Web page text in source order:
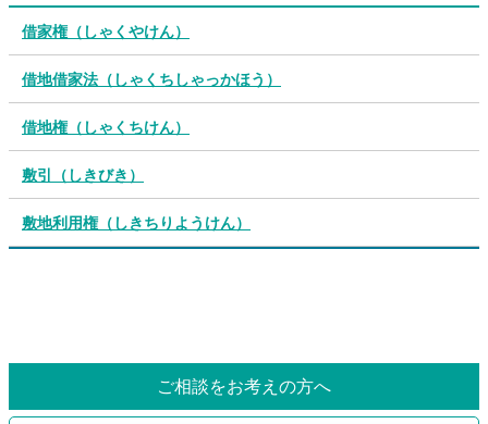
借家権（しゃくやけん）
借地借家法（しゃくちしゃっかほう）
借地権（しゃくちけん）
敷引（しきびき）
敷地利用権（しきちりようけん）
ご相談をお考えの方へ